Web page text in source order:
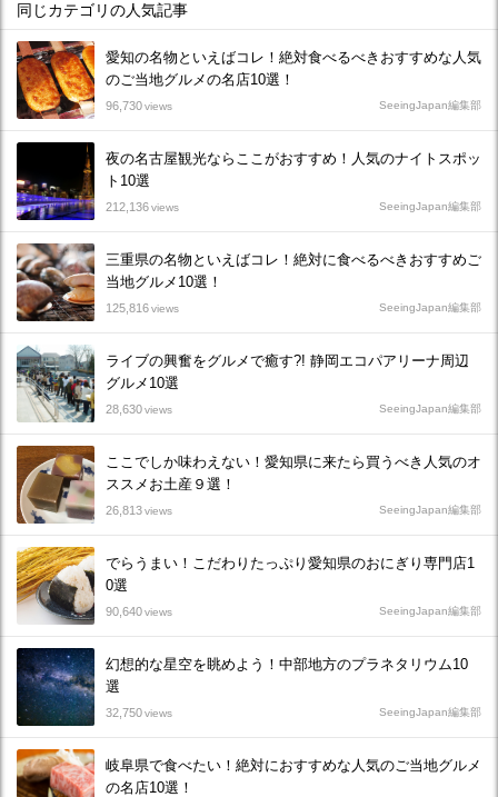
同じカテゴリの人気記事
愛知の名物といえばコレ！絶対食べるべきおすすめな人気
のご当地グルメの名店10選！
96,730views SeeingJapan編集部
夜の名古屋観光ならここがおすすめ！人気のナイトスポッ
ト10選
212,136views SeeingJapan編集部
三重県の名物といえばコレ！絶対に食べるべきおすすめご
当地グルメ10選！
125,816views SeeingJapan編集部
ライブの興奮をグルメで癒す?! 静岡エコパアリーナ周辺
グルメ10選
28,630views SeeingJapan編集部
ここでしか味わえない！愛知県に来たら買うべき人気のオ
ススメお土産９選！
26,813views SeeingJapan編集部
でらうまい！こだわりたっぷり愛知県のおにぎり専門店1
0選
90,640views SeeingJapan編集部
幻想的な星空を眺めよう！中部地方のプラネタリウム10
選
32,750views SeeingJapan編集部
岐阜県で食べたい！絶対におすすめな人気のご当地グルメ
の名店10選！